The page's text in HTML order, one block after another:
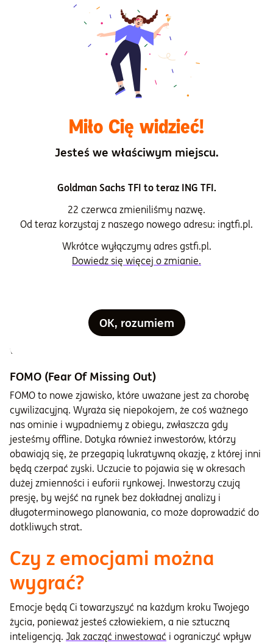
podjętych decyzjach. Odrzucamy racjonalne argumenty,
które nie są zgodne z naszymi teoriami i założeniami,
nawet gdy inwestycja wciąż traci na wartości.
Sama w sobie nie jest niczym złym i sprawia, że lepiej
funkcjonujemy. Jednak nadmierna i niezachwiana wiara
podejmowania ryzykownych decyzji inwestycyjnych.
Negowanie strat
to prosta droga do katastrofy, zwłaszcza gdy wszystkie
znaki na niebie i ziemi wskazują, żeby zamykać pozycję i
ciąć straty. Można zapobiec większym stratom,
ustawiając barierę w postaci stop loss.
Miłość (często nieodwzajemniona)do
objawiać może się tym, że kupujemy np. akcje jednej
firmy gamingowej, bo kochamy i uwielbiamy
produkowane przez tę firmę gry, nie sprawdzając
wyników finansowych i perspektyw na przyszłość.
FOMO (Fear Of Missing Out)
FOMO to nowe zjawisko, które uważane jest za chorobę
cywilizacyjną. Wyraża się niepokojem, że coś ważnego
nas ominie i wypadniemy z obiegu, zwłaszcza gdy
jesteśmy offline. Dotyka również inwestorów, którzy
obawiają się, że przegapią lukratywną okazję, z której inni
będą czerpać zyski. Uczucie to pojawia się w okresach
dużej zmienności i euforii rynkowej. Inwestorzy czują
presję, by wejść na rynek bez dokładnej analizy i
długoterminowego planowania, co może doprowadzić do
dotkliwych strat.
Czy z emocjami można
wygrać?
Emocje będą Ci towarzyszyć na każdym kroku Twojego
życia, ponieważ jesteś człowiekiem, a nie sztuczną
inteligencją. Jak zacząć inwestować i ograniczyć wpływ
Miło Cię widzieć!
Jesteś we właściwym miejscu.
Goldman Sachs TFI to teraz ING TFI.
22 czerwca zmieniliśmy nazwę.
Od teraz korzystaj z naszego nowego adresu: ingtfi.pl.
Wkrótce wyłączymy adres gstfi.pl.
Dowiedz się więcej o zmianie.
OK, rozumiem